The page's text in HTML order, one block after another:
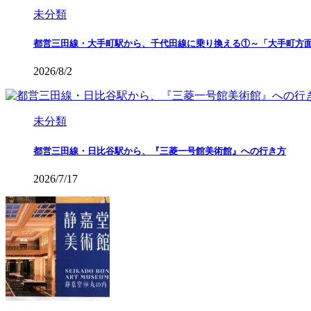
未分類
都営三田線・大手町駅から、千代田線に乗り換える①～「大手町方
2026/8/2
未分類
都営三田線・日比谷駅から、『三菱一号館美術館』への行き方
2026/7/17